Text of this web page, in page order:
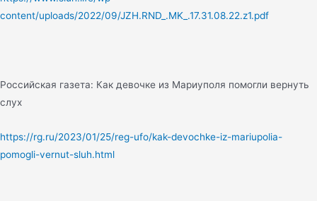
content/uploads/2022/09/JZH.RND_.MK_.17.31.08.22.z1.pdf
Российская газета: Как девочке из Мариуполя помогли вернуть
слух
https://rg.ru/2023/01/25/reg-ufo/kak-devochke-iz-mariupolia-
pomogli-vernut-sluh.html